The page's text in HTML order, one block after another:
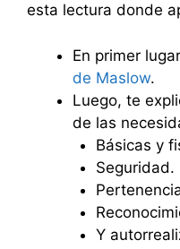
esta lectura donde
En primer
de Maslow.
Luego, te
de las
Básicas y
Seguridad.
Y